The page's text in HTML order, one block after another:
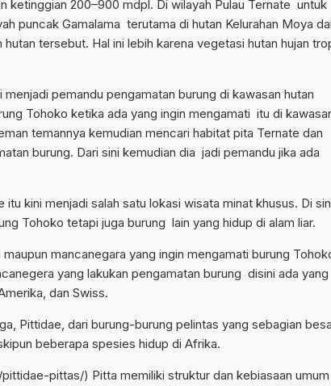
ketinggian 200–900 mdpl. Di wilayah Pulau Ternate untuk
puncak Gamalama terutama di hutan Kelurahan Moya
tersebut. Hal ini lebih karena vegetasi hutan hujan
pemandu pengamatan burung di kawasan hutan
Tohoko ketika ada yang ingin mengamati itu di
temannya kemudian mencari habitat pita Ternate dan
burung. Dari sini kemudian dia jadi pemandu jika ada
kini menjadi salah satu lokasi wisata minat khusus. Di
Tohoko tetapi juga burung lain yang hidup di alam liar.
mancanegara yang ingin mengamati burung
yang lakukan pengamatan burung disini ada yang
dan Swiss.
Pittidae, dari burung-burung pelintas yang sebagian
beberapa spesies hidup di Afrika.
pittas/) Pitta memiliki struktur dan kebiasaan umum